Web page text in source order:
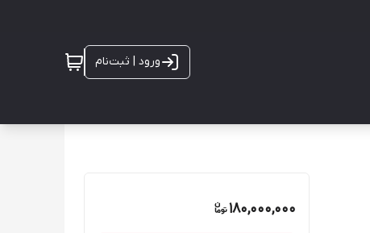
ورود | ثبت‌نام
180,000,000